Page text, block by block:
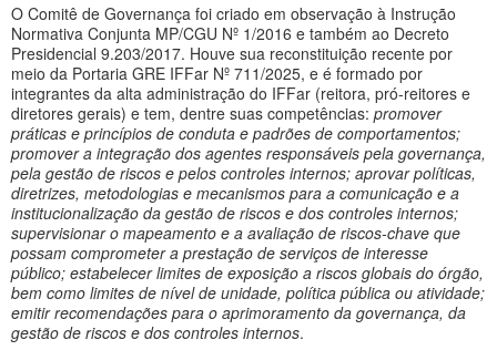
O Comitê de Governança foi criado em observação à Instrução
Normativa Conjunta MP/CGU Nº 1/2016 e também ao Decreto
Presidencial 9.203/2017. Houve sua reconstituição recente por
meio da Portaria GRE IFFar Nº 711/2025, e é formado por
integrantes da alta administração do IFFar (reitora, pró-reitores e
diretores gerais) e tem, dentre suas competências: promover
práticas e princípios de conduta e padrões de comportamentos;
promover a integração dos agentes responsáveis pela governança,
pela gestão de riscos e pelos controles internos; aprovar políticas,
diretrizes, metodologias e mecanismos para a comunicação e a
institucionalização da gestão de riscos e dos controles internos;
supervisionar o mapeamento e a avaliação de riscos-chave que
possam comprometer a prestação de serviços de interesse
público; estabelecer limites de exposição a riscos globais do órgão,
bem como limites de nível de unidade, política pública ou atividade;
emitir recomendações para o aprimoramento da governança, da
gestão de riscos e dos controles internos.